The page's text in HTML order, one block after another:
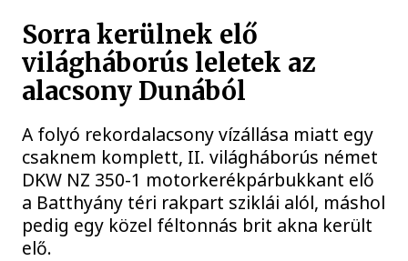
Sorra kerülnek elő
világháborús leletek az
alacsony Dunából
A folyó rekordalacsony vízállása miatt egy
csaknem komplett, II. világháborús német
DKW NZ 350-1 motorkerékpárbukkant elő
a Batthyány téri rakpart sziklái alól, máshol
pedig egy közel féltonnás brit akna került
elő.